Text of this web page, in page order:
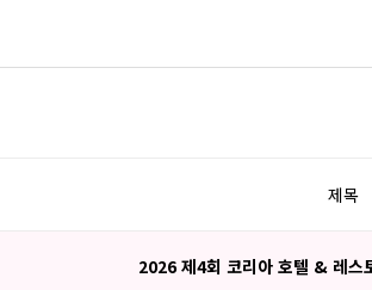
제목
2026 제4회 코리아 호텔 & 레스